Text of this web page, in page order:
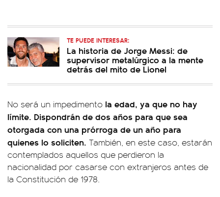
TE PUEDE INTERESAR:
La historia de Jorge Messi: de
supervisor metalúrgico a la mente
detrás del mito de Lionel
No será un impedimento la edad, ya que no hay
límite. Dispondrán de dos años para que sea
otorgada con una prórroga de un año para
quienes lo soliciten. También, en este caso, estarán
contemplados aquellos que perdieron la
nacionalidad por casarse con extranjeros antes de
la Constitución de 1978.